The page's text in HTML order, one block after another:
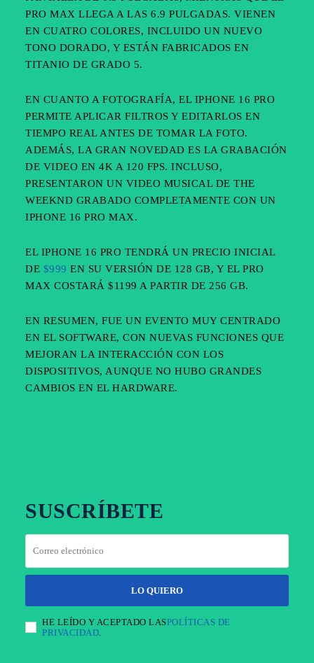
PRO MAX LLEGA A LAS 6.9 PULGADAS. VIENEN
EN CUATRO COLORES, INCLUIDO UN NUEVO
TONO DORADO, Y ESTÁN FABRICADOS EN
TITANIO DE GRADO 5.
EN CUANTO A FOTOGRAFÍA, EL IPHONE 16 PRO
PERMITE APLICAR FILTROS Y EDITARLOS EN
TIEMPO REAL ANTES DE TOMAR LA FOTO.
ADEMÁS, LA GRAN NOVEDAD ES LA GRABACIÓN
DE VIDEO EN 4K A 120 FPS. INCLUSO,
PRESENTARON UN VIDEO MUSICAL DE THE
WEEKND GRABADO COMPLETAMENTE CON UN
IPHONE 16 PRO MAX.
EL IPHONE 16 PRO TENDRÁ UN PRECIO INICIAL
DE $999 EN SU VERSIÓN DE 128 GB, Y EL PRO
MAX COSTARÁ $1199 A PARTIR DE 256 GB.
EN RESUMEN, FUE UN EVENTO MUY CENTRADO
EN EL SOFTWARE, CON NUEVAS FUNCIONES QUE
MEJORAN LA INTERACCIÓN CON LOS
DISPOSITIVOS, AUNQUE NO HUBO GRANDES
CAMBIOS EN EL HARDWARE.
SUSCRÍBETE
LO QUIERO
HE LEÍDO Y ACEPTADO LASPOLÍTICAS DE
PRIVACIDAD